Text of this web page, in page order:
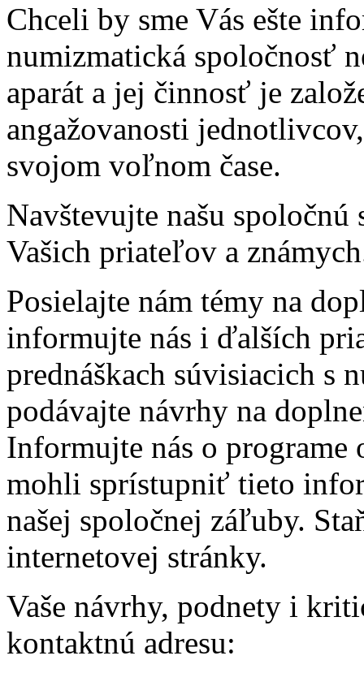
Chceli by sme Vás ešte
numizmatická spoločnosť
aparát a jej činnosť je
angažovanosti
svojom voľnom čase.
Navštevujte našu
Vašich priateľov a
Posielajte nám témy na
informujte nás i ďalších
prednáškach súvisiacich s
podávajte návrhy na
Informujte nás o programe
mohli sprístupniť tieto
našej spoločnej záľuby.
internetovej stránky.
Vaše návrhy, podnety i
kontaktnú adresu: